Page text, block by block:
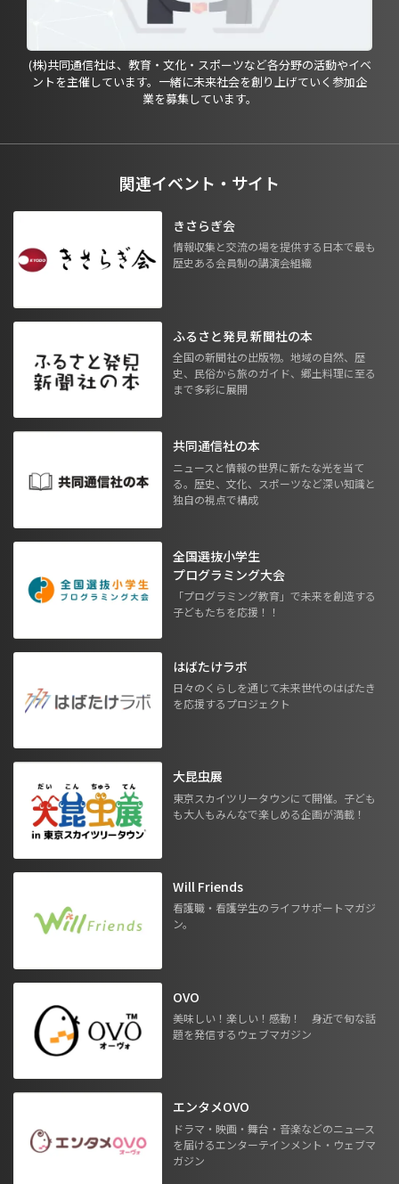
(株)共同通信社は、教育・文化・スポーツなど各分野の活動やイベ
ントを主催しています。一緒に未来社会を創り上げていく参加企
業を募集しています。
関連イベント・サイト
きさらぎ会
情報収集と交流の場を提供する日本で最も
歴史ある会員制の講演会組織
ふるさと発見 新聞社の本
全国の新聞社の出版物。地域の自然、歴
史、民俗から旅のガイド、郷土料理に至る
まで多彩に展開
共同通信社の本
ニュースと情報の世界に新たな光を当て
る。歴史、文化、スポーツなど深い知識と
独自の視点で構成
全国選抜小学生
プログラミング大会
「プログラミング教育」で未来を創造する
子どもたちを応援！！
はばたけラボ
日々のくらしを通じて未来世代のはばたき
を応援するプロジェクト
大昆虫展
東京スカイツリータウンにて開催。子ども
も大人もみんなで楽しめる企画が満載！
Will Friends
看護職・看護学生のライフサポートマガジ
ン。
OVO
美味しい！楽しい！感動！ 身近で旬な話
題を発信するウェブマガジン
エンタメOVO
ドラマ・映画・舞台・音楽などのニュース
を届けるエンターテインメント・ウェブマ
ガジン